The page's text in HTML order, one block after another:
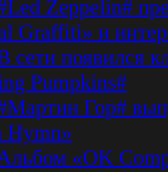
Zeppelin#
Graffiti» и
сети появился
Pumpkins#
Гор#
Hymn»
«OK